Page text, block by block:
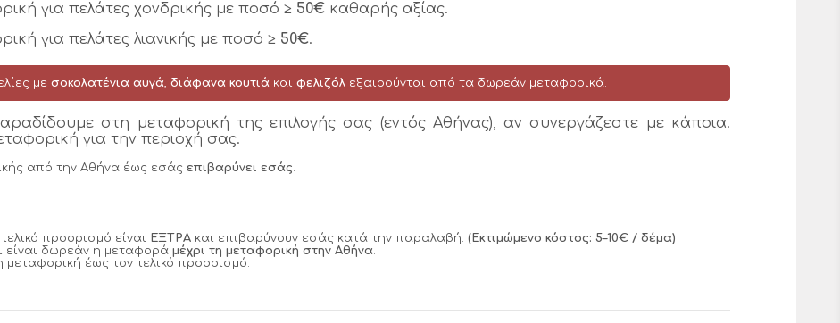
για πελάτες χονδρικής με ποσό≥ 50€ καθαρής αξίας.
για πελάτες λιανικής με ποσό≥ 50€.
μεσοκολατένια αυγά,διάφανα κουτιά καιφελιζόλ εξαιρούνται από τα δωρεάν μεταφορικά.
στη μεταφορική της επιλογής σας (εντός Αθήνας), αν συνεργάζεστε με κάποια.
για την περιοχή σας.
από την Αθήνα έως εσάςεπιβαρύνει εσάς.
προορισμό είναι ΕΞΤΡΑ και επιβαρύνουν εσάς κατά την παραλαβή.(Εκτιμώμενο κόστος: 5–10€ / δέμα)
είναι δωρεάν η μεταφοράμέχρι τη μεταφορική στην Αθήνα.
έως τον τελικό προορισμό.